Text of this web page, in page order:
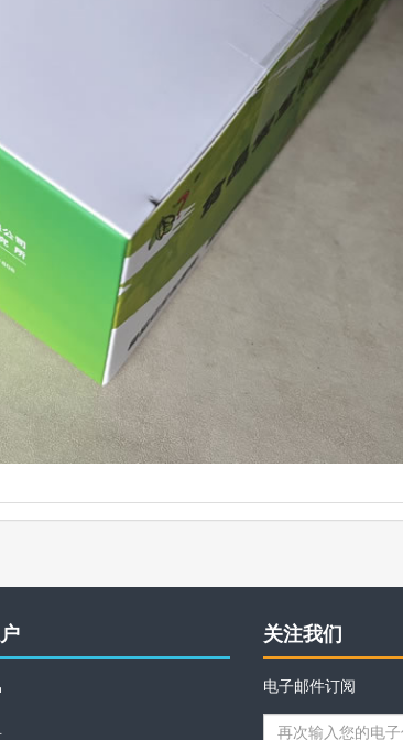
关注我们
电子邮件订阅